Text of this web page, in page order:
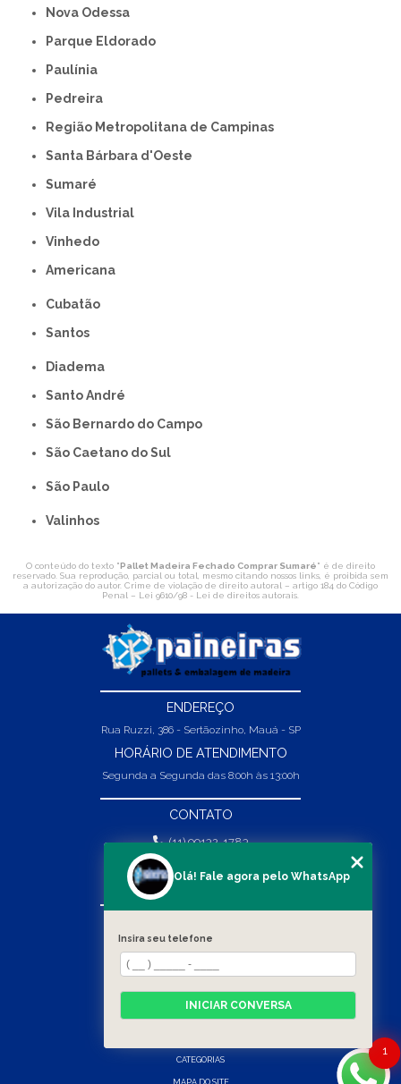
Nova Odessa
Parque Eldorado
Paulínia
Pedreira
Região Metropolitana de Campinas
Santa Bárbara d'Oeste
Sumaré
Vila Industrial
Vinhedo
americana
Cubatão
Santos
Diadema
Santo André
São Bernardo do Campo
São Caetano do Sul
São Paulo
Valinhos
O conteúdo do texto "Pallet Madeira Fechado Comprar Sumaré" é de direito
reservado. Sua reprodução, parcial ou total, mesmo citando nossos links, é proibida sem
a autorização do autor. Crime de violação de direito autoral – artigo 184 do Código
Penal – Lei 9610/98 - Lei de direitos autorais.
ENDEREÇO
Rua Ruzzi, 386 - Sertãozinho, Mauá - SP
HORÁRIO DE ATENDIMENTO
Segunda a Segunda das 8:00h às 13:00h
CONTATO
(11) 99132-1783
(11) 99132-1783
vendas@abpaineiras.com.br
SOBRE NÓS
PRODUTOS
CATEGORIAS
MAPA DO SITE
1
Olá! Fale agora pelo WhatsApp
Insira seu telefone
INICIAR CONVERSA